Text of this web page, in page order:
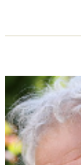
المسافة
يغلق الاحتلال
بينهما أضعاف ما
يرمي صديقي في السجن
تقاس بالسنوات
له بأحفاد لن يراهم.